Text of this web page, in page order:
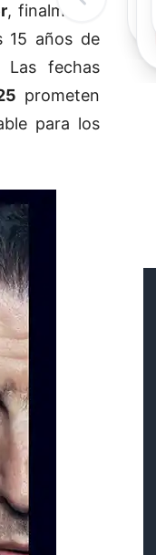
, finalmente
15 años de
Las fechas
prometen
para los